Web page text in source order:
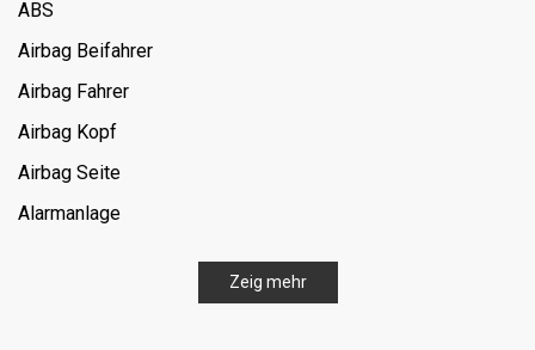
ABS
Airbag Beifahrer
Airbag Fahrer
Airbag Kopf
Airbag Seite
Alarmanlage
Zeig mehr